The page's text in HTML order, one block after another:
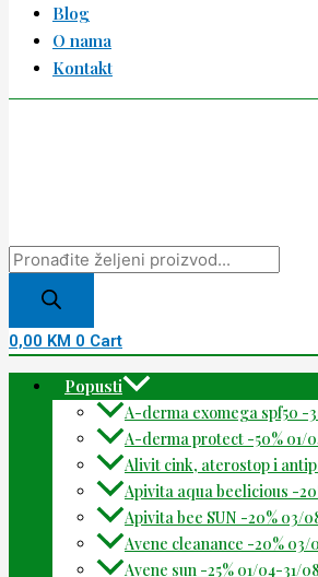
Blog
O nama
Kontakt
0,00 KM 0 Cart
Popusti
A-derma exomega spf50 -
A-derma protect -50% 01/
Alivit cink, aterostop i
Apivita aqua beelicious -
Apivita bee SUN -20% 03/
Avene cleanance -20% 03/
Avene sun -25% 01/04-31/08